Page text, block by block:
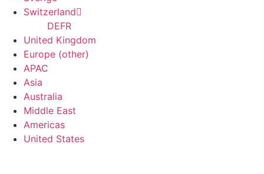
Switzerland
DEFR
United Kingdom
Europe (other)
APAC
Asia
Australia
Middle East
Americas
United States